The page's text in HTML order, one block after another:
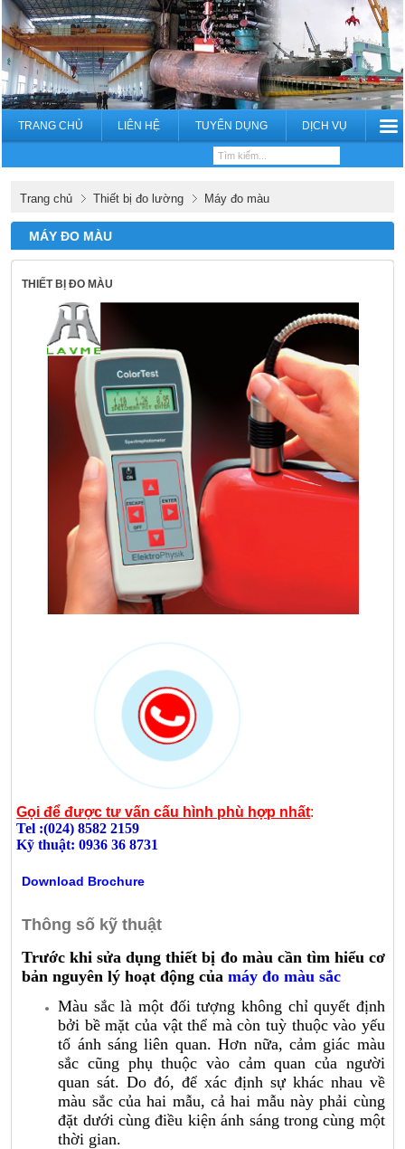
TRANG CHỦ LIÊN HỆ TUYỂN DỤNG DỊCH VỤ
Trang chủ Thiết bị đo lường Máy đo màu
MÁY ĐO MÀU
THIẾT BỊ ĐO MÀU
Gọi để được tư vấn cấu hình phù hợp nhất:
Tel :(024) 8582 2159
Kỹ thuật: 0936 36 8731
Download Brochure
Thông số kỹ thuật
Trước khi sửa dụng thiết bị đo màu cần tìm hiểu cơ
bản nguyên lý hoạt động củamáy đo màu sắc
Màu sắc là một đối tượng không chỉ quyết định
bởi bề mặt của vật thể mà còn tuỳ thuộc vào yếu
tố ánh sáng liên quan. Hơn nữa, cảm giác màu
sắc cũng phụ thuộc vào cảm quan của người
quan sát. Do đó, để xác định sự khác nhau về
màu sắc của hai mẫu, cả hai mẫu này phải cùng
đặt dưới cùng điều kiện ánh sáng trong cùng một
thời gian.